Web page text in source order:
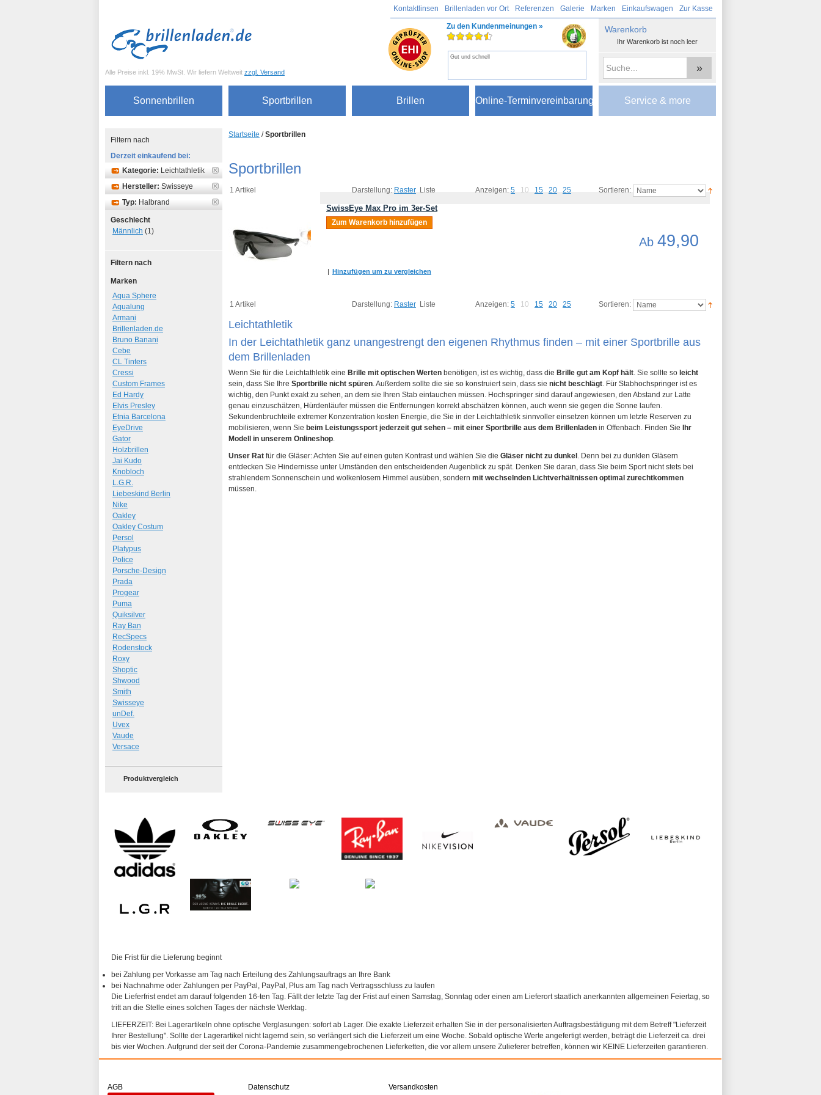
Kontaktlinsen Brillenladen vor Ort Referenzen Galerie Marken Einkaufswagen Zur Kasse
Zu den Kundenmeinungen »
Gut und schnell
Alle Preise inkl. 19% MwSt. Wir liefern Weltweit zzgl. Versand »
Warenkorb
Ihr Warenkorb ist noch leer
Sonnenbrillen Sportbrillen Brillen Online-Terminvereinbarung Service & more
Startseite /Sportbrillen
Sportbrillen
1 Artikel Sortieren:
Anzeigen: 5 10 15 20 25
Darstellung: Raster Liste
SwissEye Max Pro im 3er-Set
Ab 49,90
Zum Warenkorb hinzufügen
| Hinzufügen um zu vergleichen
1 Artikel Sortieren:
Anzeigen: 5 10 15 20 25
Darstellung: Raster Liste
Leichtathletik
In der Leichtathletik ganz unangestrengt den eigenen Rhythmus finden – mit einer Sportbrille aus
dem Brillenladen
Wenn Sie für die Leichtathletik eine Brille mit optischen Werten benötigen, ist es wichtig, dass die Brille gut am Kopf hält. Sie sollte so leicht
sein, dass Sie Ihre Sportbrille nicht spüren. Außerdem sollte die sie so konstruiert sein, dass sie nicht beschlägt. Für Stabhochspringer ist es
wichtig, den Punkt exakt zu sehen, an dem sie Ihren Stab eintauchen müssen. Hochspringer sind darauf angewiesen, den Abstand zur Latte
genau einzuschätzen, Hürdenläufer müssen die Entfernungen korrekt abschätzen können, auch wenn sie gegen die Sonne laufen.
Sekundenbruchteile extremer Konzentration kosten Energie, die Sie in der Leichtathletik sinnvoller einsetzen können um letzte Reserven zu
mobilisieren, wenn Sie beim Leistungssport jederzeit gut sehen – mit einer Sportbrille aus dem Brillenladen in Offenbach. Finden Sie
Ihr
Modell in unserem Onlineshop.
Unser Rat für die Gläser: Achten Sie auf einen guten Kontrast und wählen Sie die Gläser nicht zu dunkel . Denn bei zu dunklen Gläsern
entdecken Sie Hindernisse unter Umständen den entscheidenden Augenblick zu spät. Denken Sie daran, dass Sie beim Sport nicht stets bei
strahlendem Sonnenschein und wolkenlosem Himmel ausüben, sondern mit wechselnden Lichtverhältnissen optimal zurechtkommen
müssen.
Filtern nach
Derzeit einkaufend bei:
Kategorie: Leichtathletik
Hersteller: Swisseye
Typ: Halbrand
Geschlecht
Männlich (1)
Filtern nach
Marken
Aqua Sphere
Aqualung
Armani
Brillenladen.de
Bruno Banani
Cebe
CL Tinters
Cressi
Custom Frames
Ed Hardy
Elvis Presley
Etnia Barcelona
EyeDrive
Gator
Holzbrillen
Jai Kudo
Knobloch
L.G.R.
Liebeskind Berlin
Nike
Oakley
Oakley Costum
Persol
Platypus
Police
Porsche-Design
Prada
Progear
Puma
Quiksilver
Ray Ban
RecSpecs
Rodenstock
Roxy
Shoptic
Shwood
Smith
Swisseye
unDef.
Uvex
Vaude
Versace
Produktvergleich
Die Frist für die Lieferung beginnt
bei Zahlung per Vorkasse am Tag nach Erteilung des Zahlungsauftrags an Ihre Bank
bei Nachnahme oder Zahlungen per PayPal, PayPal, Plus am Tag nach Vertragsschluss zu laufen
Die Lieferfrist endet am darauf folgenden 16-ten Tag. Fällt der letzte Tag der Frist auf einen Samstag, Sonntag oder einen am Lieferort staatlich anerkannten allgemeinen Feiertag, so
tritt an die Stelle eines solchen Tages der nächste Werktag.
LIEFERZEIT: Bei Lagerartikeln ohne optische Verglasungen: sofort ab Lager. Die exakte Lieferzeit erhalten Sie in der personalisierten Auftragsbestätigung mit dem Betreff "Lieferzeit
Ihrer Bestellung". Sollte der Lagerartikel nicht lagernd sein, so verlängert sich die Lieferzeit um eine Woche. Sobald optische Werte angefertigt werden, beträgt die Lieferzeit ca. drei
bis vier Wochen. Aufgrund der seit der Corona-Pandemie zusammengebrochenen Lieferketten, die vor allem unsere Zulieferer betreffen, können wir KEINE Lieferzeiten garantieren.
AGB
Datenschutz
Versandkosten